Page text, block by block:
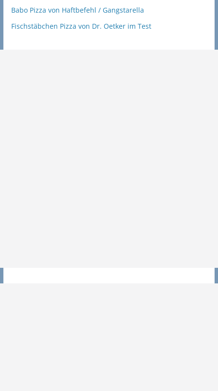
Babo Pizza von Haftbefehl / Gangstarella
Fischstäbchen Pizza von Dr. Oetker im Test